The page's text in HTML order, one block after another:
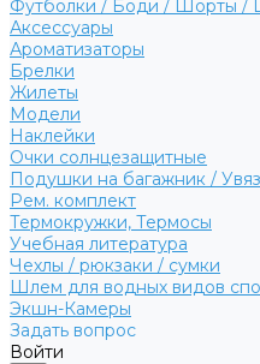
Футболки / Боди / Шорты /
Аксессуары
Ароматизаторы
Брелки
Жилеты
Модели
Наклейки
Очки солнцезащитные
Подушки на багажник /
Рем. комплект
Термокружки, Термосы
Учебная литература
Чехлы / рюкзаки / сумки
Шлем для водных видов
Экшн-Камеры
Задать вопрос
Войти